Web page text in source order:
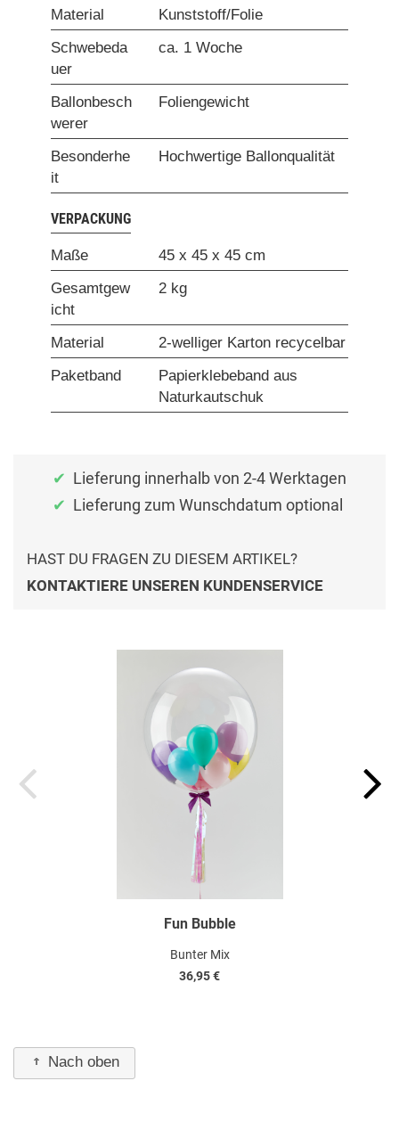
Material
Kunststoff/Folie
Schwebeda
uer
ca. 1 Woche
Ballonbesch
werer
Foliengewicht
Besonderhe
it
Hochwertige Ballonqualität
VERPACKUNG
Maße
45 x 45 x 45 cm
Gesamtgew
icht
2 kg
Material
2-welliger Karton recycelbar
Paketband
Papierklebeband aus
Naturkautschuk
Lieferung innerhalb von 2-4 Werktagen
Lieferung zum Wunschdatum optional
HAST DU FRAGEN ZU DIESEM ARTIKEL?
KONTAKTIERE UNSEREN KUNDENSERVICE
Fun Bubble
Bunter Mix
36,95 €
Nach oben